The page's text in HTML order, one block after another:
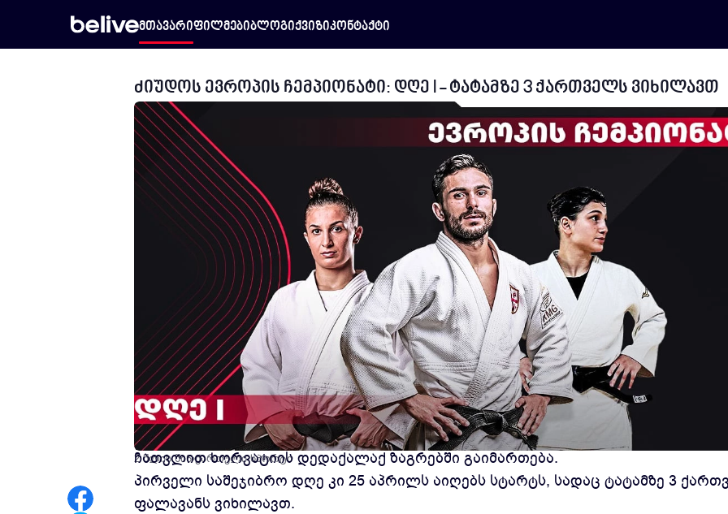
მთავარიფილმებიბლოგიქვიზიკონტაქტი
ძიუდოს ევროპის ჩემპიონატი: დღე I - ტატამზე 3 ქართველს ვიხილავთ
2 წლის წინ ქართული სპორტი
ძიუდოს 2024 წლის ევროპის ჩემპიონატი 25 აპრილს აიღებს სტარტს და 28
ჩათვლით ხორვატიის დედაქალაქ ზაგრებში გაიმართება.
პირველი საშეჯიბრო დღე კი 25 აპრილს აიღებს სტარტს, სადაც ტატამზე 3
ფალავანს ვიხილავთ.